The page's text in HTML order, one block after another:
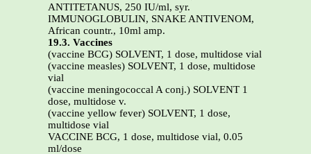
ANTITETANUS, 250 IU/ml, syr.
IMMUNOGLOBULIN, SNAKE ANTIVENOM,
African countr., 10ml amp.
19.3. Vaccines
(vaccine BCG) SOLVENT, 1 dose, multidose vial
(vaccine measles) SOLVENT, 1 dose, multidose
vial
(vaccine meningococcal A conj.) SOLVENT 1
dose, multidose v.
(vaccine yellow fever) SOLVENT, 1 dose,
multidose vial
VACCINE BCG, 1 dose, multidose vial, 0.05
ml/dose